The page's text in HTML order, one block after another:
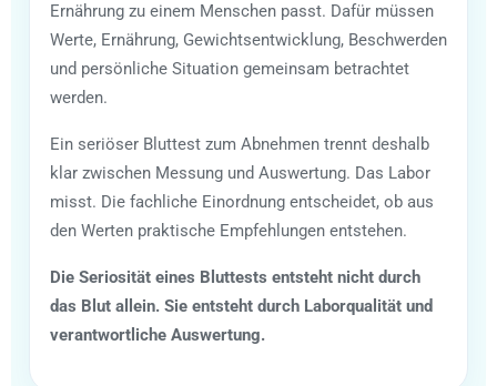
Ernährung zu einem Menschen passt. Dafür müssen
Werte, Ernährung, Gewichtsentwicklung, Beschwerden
und persönliche Situation gemeinsam betrachtet
werden.
Ein seriöser Bluttest zum Abnehmen trennt deshalb
klar zwischen Messung und Auswertung. Das Labor
misst. Die fachliche Einordnung entscheidet, ob aus
den Werten praktische Empfehlungen entstehen.
Die Seriosität eines Bluttests entsteht nicht durch
das Blut allein. Sie entsteht durch Laborqualität und
verantwortliche Auswertung.